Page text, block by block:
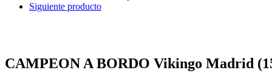
Siguiente producto
CAMPEON A BORDO Vikingo Madrid